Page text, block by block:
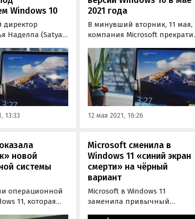
Windows 10
директор
Наделла (Satya
системы
было
процентном
квартале
с
13:33
2021 года
В минувший вторник, 11 мая,
компания Microsoft
операционной системы
Windows 10. С этого дня, как
выяснил «Где и Что»,
перестанет обновляться
потребительская Windows 10
1909 (Home и Pro) , а также
корпоративные…
12 мая 2021, 16:26
новой
системы
операционной
11, которая
Microsoft сменила в
Windows 11 «синий экран
смерти» на чёрный
вариант
Microsoft в Windows 11
заменила привычный